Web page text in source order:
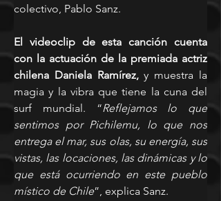
colectivo, Pablo Sanz.
El videoclip de esta canción cuenta
con la actuación de la premiada actriz
chilena Daniela Ramírez, y muestra la
magia y la vibra que tiene la cuna del
surf mundial. “Reflejamos lo que
sentimos por Pichilemu, lo que nos
entrega el mar, sus olas, su energía, sus
vistas, las locaciones, las dinámicas y lo
que está ocurriendo en este pueblo
místico de Chile”, explica Sanz.